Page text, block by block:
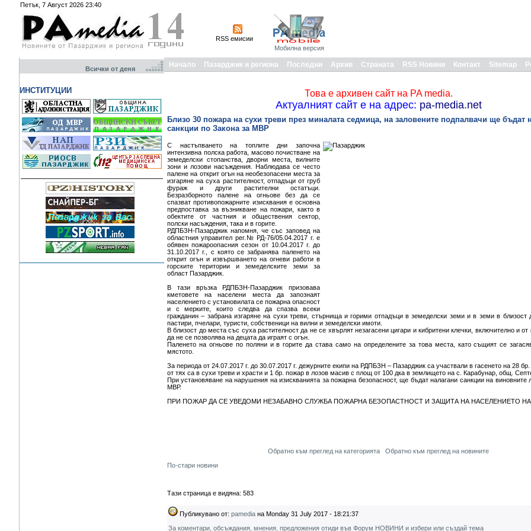
Петък, 7 Август 2026 23:40
RSS емисии
Мобилна версия
Всички от деня
ИНСТИТУЦИИ
Начало Пазарджик и региона Последни Архив Страната RSS Новини Контакт Sitemap
Това е архивен сайт на PA media.
Актуалният сайт е на адрес: pa-media.net
Близо 30 пожара на сухи треви през миналата седмица, на заловените подпалвачи ще бъдат
санкции по Закона за МВР
С настъпването на топлите дни започна
интензивна полска работа, масово почистване на
земеделски стопанства, дворни места, вилните
зони и лозови насъждения. Наблюдава се често
палене на открит огън на необезопасени места за
изгаряне на суха растителност, отпадъци от груб
фураж и други растителни остатъци.
Безразборното палене на огньове без да се
спазват противопожарните изисквания е основна
предпоставка за възникване на пожари, както в
обектите от частния и обществения сектор,
полски насъждения, така и в горите.
РДПБЗН-Пазарджик напомня, че със заповед на
областния управител рег.№ РД-76/05.04.2017 г. е
обявен пожароопасния сезон от 10.04.2017 г. до
31.10.2017 г., с която се забранява паленето на
открит огън и извършването на огневи работи в
горските територии и земеделските земи за
област Пазарджик.
В тази връзка РДПБЗН-Пазарджик призовава
кметовете на населени места да запознаят
населението с установилата се пожарна опасност
и с мерките, които следва да спазва всеки
гражданин – забрана изгаряне на сухи треви, стърнища и горими отпадъци в земеделски земи и в земи в близост
пастири, пчелари, туристи, собственици на вилни и земеделски имоти.
В близост до места със суха растителност да не се хвърлят незагасени цигари и кибритени клечки, включително и от
да не се позволява на децата да играят с огън.
Паленето на огньове по поляни и в горите да става само на определените за това места, като същият се
мястото.
За периода от 24.07.2017 г. до 30.07.2017 г. дежурните екипи на РДПБЗН – Пазарджик са участвали в гасенето на 28 бр.
от тях са в сухи треви и храсти и 1 бр. пожар в лозов масив с площ от 100 дка в землището на с. Карабунар, общ.
При установяване на нарушения на изискванията за пожарна безопасност, ще бъдат налагани санкции на виновните
МВР.
ПРИ ПОЖАР ДА СЕ УВЕДОМИ НЕЗАБАВНО СЛУЖБА ПОЖАРНА БЕЗОПАСТНОСТ И ЗАЩИТА НА НАСЕЛЕНИЕТО НА
Обратно към преглед на категорията
Обратно към преглед на новините
По-стари новини
Тази страница е видяна: 583
Публикувано от: pamedia на Monday 31 July 2017 - 18:21:37
За коментари, обсъждания, мнения, предложения отиди във Форум НОВИНИ и избери или създай тема